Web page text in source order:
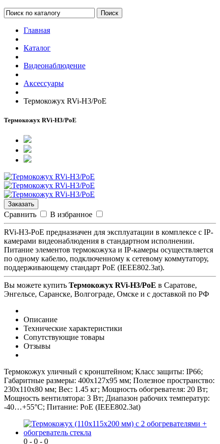
Поиск
Главная
Каталог
Видеонаблюдение
Аксессуары
Термокожух RVi-H3/PoE
Термокожух RVi-H3/PoE
Заказать
Сравнить В избранное
RVi-H3-PoE предназначен для эксплуатации в комплексе с IP-
камерами видеонаблюдения в стандартном исполнении.
Питание элементов термокожуха и IP-камеры осуществляется
по одному кабелю, подключенному к сетевому коммутатору,
поддерживающему стандарт PoE (IEEE802.3at).
Вы можете купить Термокожух RVi-H3/PoE в Саратове,
Энгельсе, Саранске, Волгограде, Омске и с доставкой по РФ
Описание
Технические характеристики
Сопутствующие товары
Отзывы
Термокожух уличный с кронштейном; Класс защиты: IP66;
Габаритные размеры: 400x127x95 мм; Полезное пространство:
230х110х80 мм; Вес: 1.45 кг; Мощность обогревателя: 20 Вт;
Мощность вентилятора: 3 Вт; Диапазон рабочих температур:
-40…+55°С; Питание: PoE (IEEE802.3at)
0 - 0 - 0